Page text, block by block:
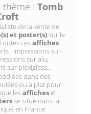
: Tomb
de la vente de
et poster(s)sur le
cesaffiches
: impressions sur
sur alu,
sur plexiglass...
dans des
ou à plat pour
lesafficheset
se situe dans la
en France.